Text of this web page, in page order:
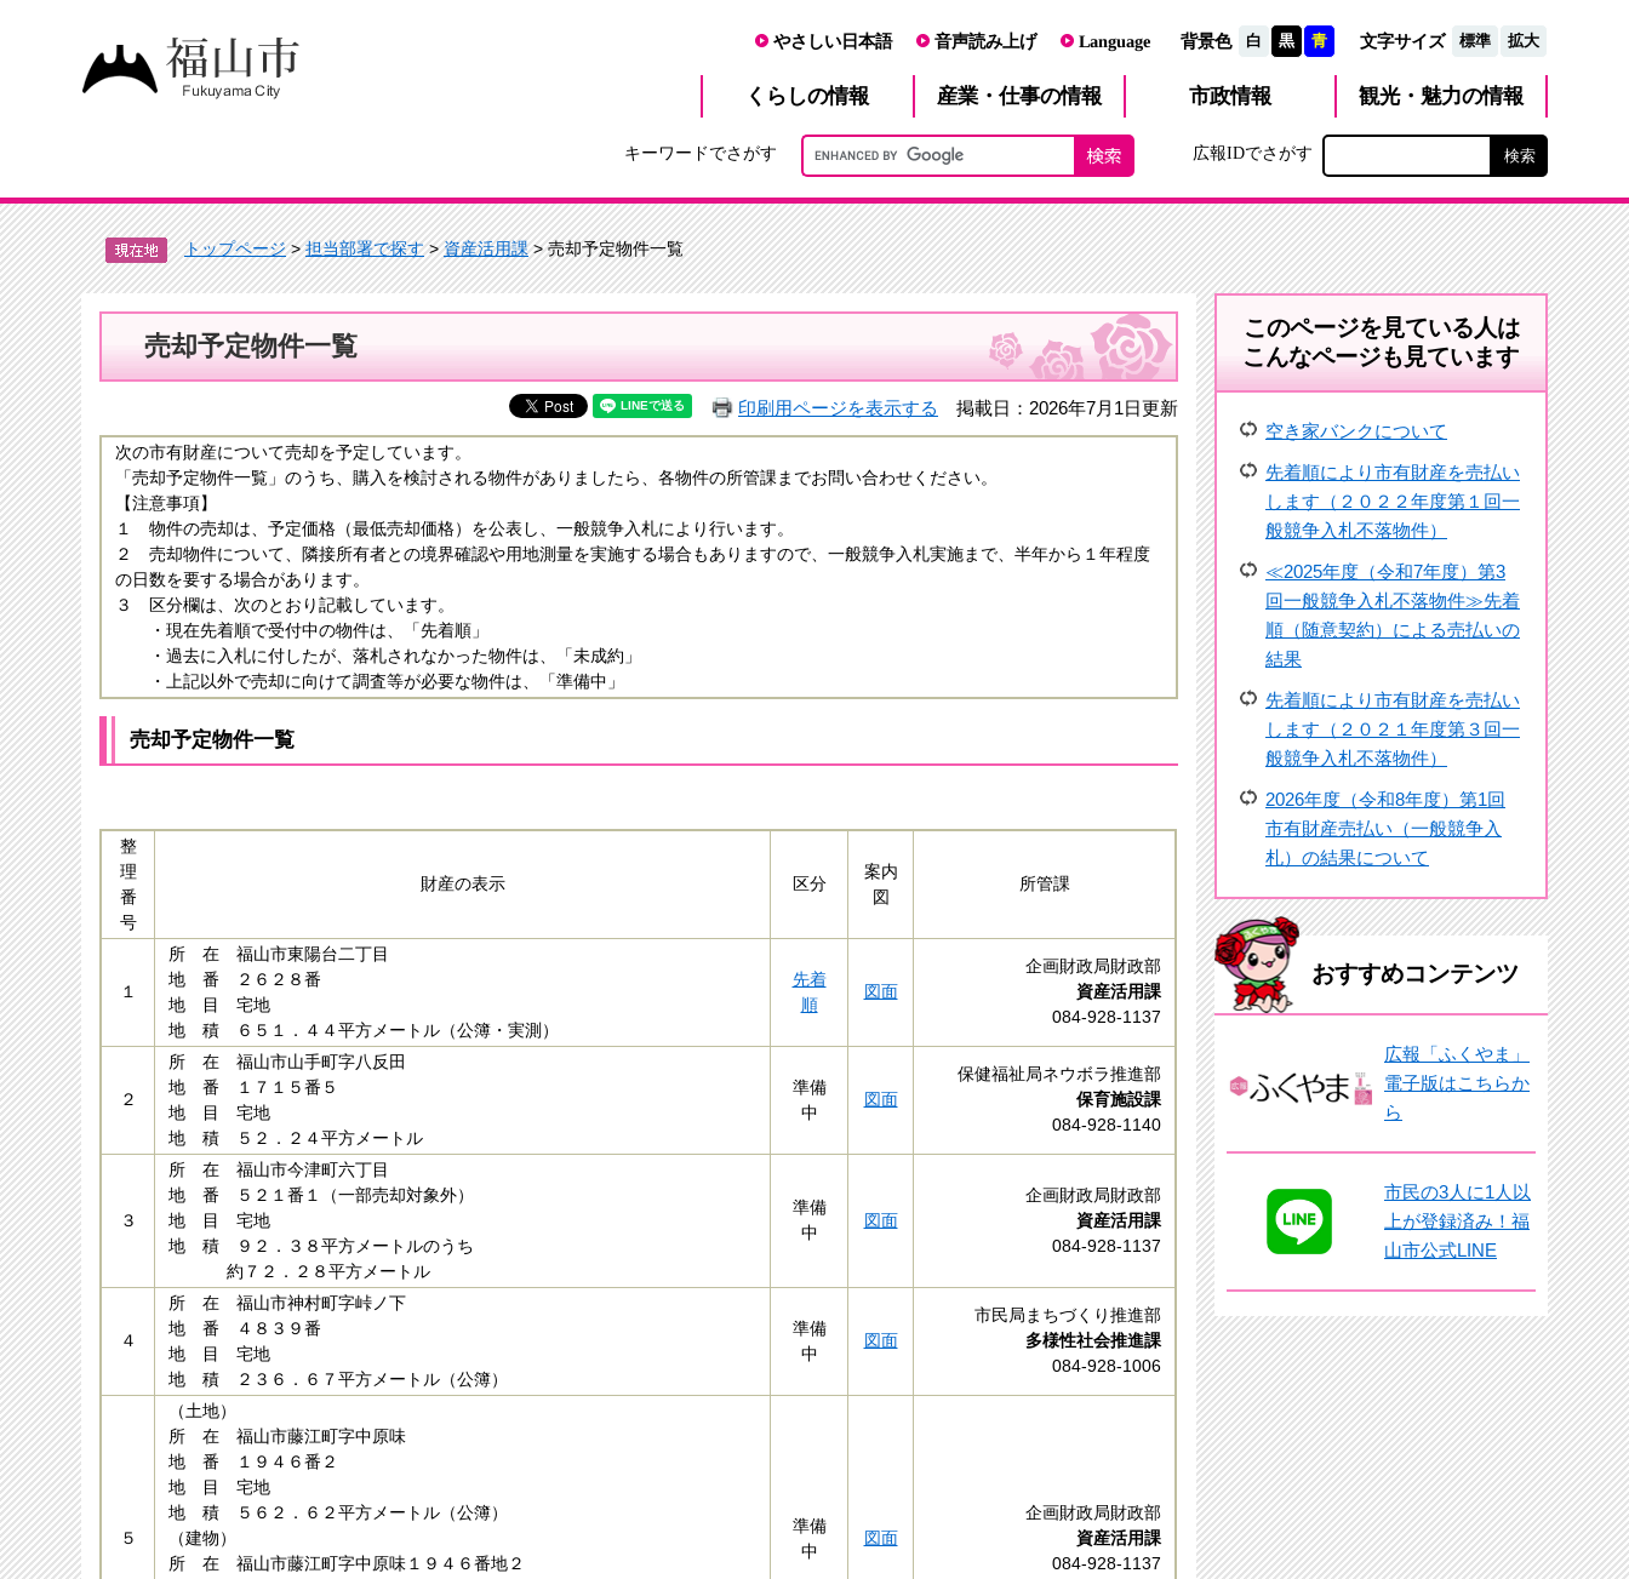
やさしい日本語 音声読み上げ Language 背景色 白 黒 青 文字サイズ 標準 拡大
くらしの情報 産業・仕事の情報 市政情報 観光・魅力の情報
キーワードでさがす 広報IDでさがす
トップページ>担当部署で探す>資産活用課> 売却予定物件一覧
売却予定物件一覧
印刷用ページを表示する 掲載日：2026年7月1日更新
次の市有財産について売却を予定しています。
「売却予定物件一覧」のうち、購入を検討される物件がありましたら、各物件の所管課までお問い合わせください。
【注意事項】
１ 物件の売却は、予定価格（最低売却価格）を公表し、一般競争入札により行います。
２ 売却物件について、隣接所有者との境界確認や用地測量を実施する場合もありますので、一般競争入札実施まで、半年から１年程度
の日数を要する場合があります。
３ 区分欄は、次のとおり記載しています。
・現在先着順で受付中の物件は、「先着順」
・過去に入札に付したが、落札されなかった物件は、「未成約」
・上記以外で売却に向けて調査等が必要な物件は、「準備中」
売却予定物件一覧
整
理
番
号
財産の表示 区分
案内
図
所管課
１
所 在 福山市東陽台二丁目
地 番 ２６２８番
地 目 宅地
地 積 ６５１．４４平方メートル（公簿・実測）
先着
順
図面
企画財政局財政部
資産活用課
084-928-1137
２
所 在 福山市山手町字八反田
地 番 １７１５番５
地 目 宅地
地 積 ５２．２４平方メートル
準備
中
図面
保健福祉局ネウボラ推進部
保育施設課
084-928-1140
３
所 在 福山市今津町六丁目
地 番 ５２１番１（一部売却対象外）
地 目 宅地
地 積 ９２．３８平方メートルのうち
約７２．２８平方メートル
準備
中
図面
企画財政局財政部
資産活用課
084-928-1137
４
所 在 福山市神村町字峠ノ下
地 番 ４８３９番
地 目 宅地
地 積 ２３６．６７平方メートル（公簿）
準備
中
図面
市民局まちづくり推進部
多様性社会推進課
084-928-1006
５
（土地）
所 在 福山市藤江町字中原味
地 番 １９４６番２
地 目 宅地
地 積 ５６２．６２平方メートル（公簿）
（建物）
所 在 福山市藤江町字中原味１９４６番地２
準備
中
図面
企画財政局財政部
資産活用課
084-928-1137
このページを見ている人は
こんなページも見ています
空き家バンクについて
先着順により市有財産を売払い
します（２０２２年度第１回一
般競争入札不落物件）
≪2025年度（令和7年度）第3
回一般競争入札不落物件≫先着
順（随意契約）による売払いの
結果
先着順により市有財産を売払い
します（２０２１年度第３回一
般競争入札不落物件）
2026年度（令和8年度）第1回
市有財産売払い（一般競争入
札）の結果について
おすすめコンテンツ
広報「ふくやま」
電子版はこちらか
ら
市民の3人に1人以
上が登録済み！福
山市公式LINE